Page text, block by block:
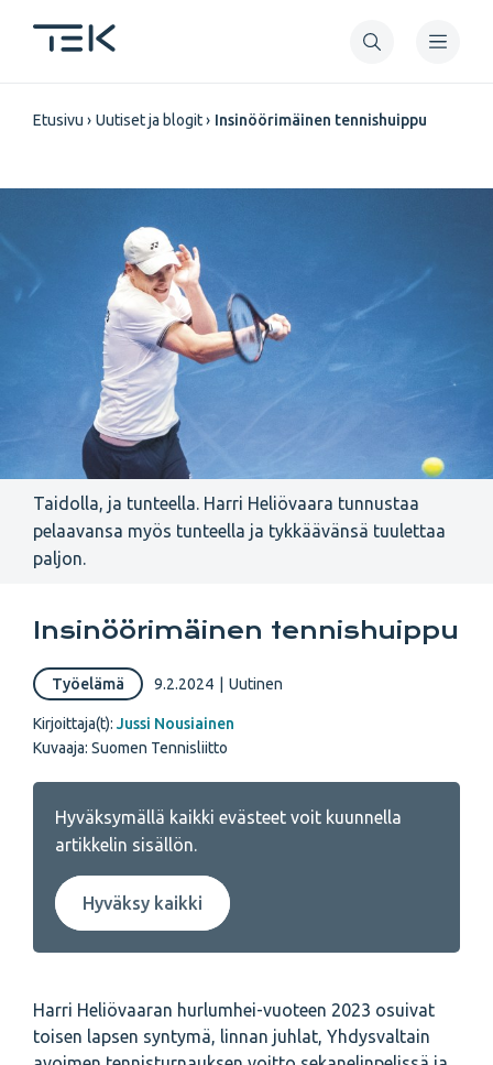
pääsisältöön
Murupolku
Etusivu Uutiset ja blogit Insinöörimäinen tennishuippu
Taidolla, ja tunteella. Harri Heliövaara tunnustaa
pelaavansa myös tunteella ja tykkäävänsä tuulettaa
paljon.
Insinöörimäinen tennishuippu
Työelämä 9.2.2024 Uutinen
Kirjoittaja(t): Jussi Nousiainen
Kuvaaja: Suomen Tennisliitto
Hyväksymällä kaikki evästeet voit kuunnella
artikkelin sisällön.
Hyväksy kaikki
Harri Heliövaaran hurlumhei-vuoteen 2023 osuivat
toisen lapsen syntymä, linnan juhlat, Yhdysvaltain